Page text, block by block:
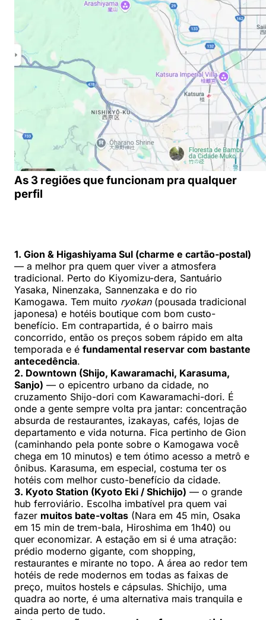
As 3 regiões que funcionam pra qualquer
perfil
1. Gion & Higashiyama Sul (charme e cartão-postal)
— a melhor pra quem quer viver a atmosfera
tradicional. Perto do Kiyomizu-dera, Santuário
Yasaka, Ninenzaka, Sannenzaka e do rio
Kamogawa. Tem muito ryokan(pousada tradicional
japonesa) e hotéis boutique com bom custo-
benefício. Em contrapartida, é o bairro mais
concorrido, então os preços sobem rápido em alta
temporada e é fundamental reservar com bastante
antecedência.
2. Downtown (Shijo, Kawaramachi, Karasuma,
Sanjo) — o epicentro urbano da cidade, no
cruzamento Shijo-dori com Kawaramachi-dori. É
onde a gente sempre volta pra jantar: concentração
absurda de restaurantes, izakayas, cafés, lojas de
departamento e vida noturna. Fica pertinho de Gion
(caminhando pela ponte sobre o Kamogawa você
chega em 10 minutos) e tem ótimo acesso a metrô e
ônibus. Karasuma, em especial, costuma ter os
hotéis com melhor custo-benefício da cidade.
3. Kyoto Station (Kyoto Eki / Shichijo) — o grande
hub ferroviário. Escolha imbatível pra quem vai
fazer muitos bate-voltas (Nara em 45 min, Osaka
em 15 min de trem-bala, Hiroshima em 1h40) ou
quer economizar. A estação em si é uma atração:
prédio moderno gigante, com shopping,
restaurantes e mirante no topo. A área ao redor tem
hotéis de rede modernos em todas as faixas de
preço, muitos hostels e cápsulas. Shichijo, uma
quadra ao norte, é uma alternativa mais tranquila e
ainda perto de tudo.